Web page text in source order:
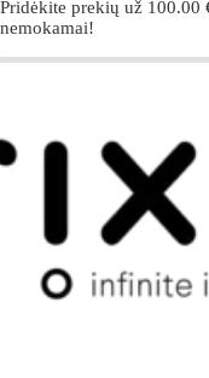
Pridėkite prekių už 100.00
nemokamai!